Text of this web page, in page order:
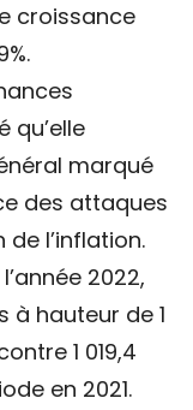
croissance
qu’elle
marqué
des attaques
l’inflation.
2022,
à hauteur de 1
1 019,4
en 2021.